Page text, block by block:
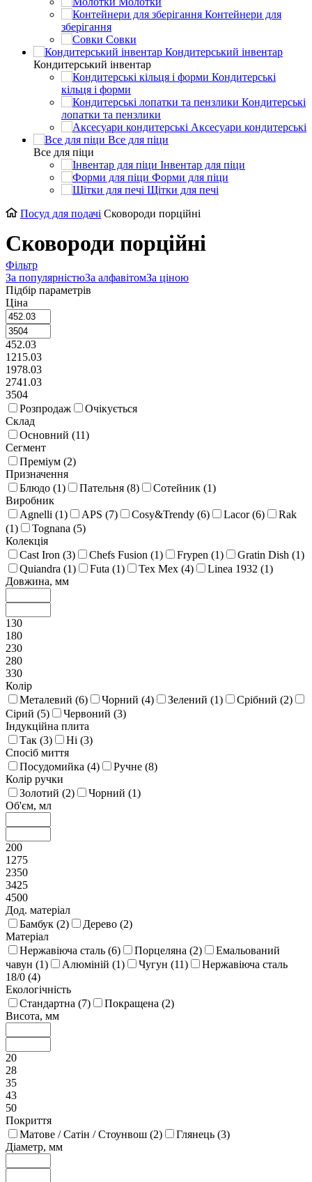
Контейнери для
зберігання
Совки
Кондитерський інвентар
Кондитерський інвентар
Кондитерські
кільця і форми
Кондитерські
лопатки та пензлики
Аксесуари кондитерські
Все для піци
Все для піци
Інвентар для піци
Форми для піци
Щітки для печі
Посуд для подачі Сковороди порційні
Сковороди порційні
Фільтр
За популярністюЗа алфавітомЗа ціною
Підбір параметрів
Ціна
452.03
1215.03
1978.03
2741.03
3504
Розпродаж
Очікується
Склад
Основний (11)
Сегмент
Преміум (2)
Призначення
Блюдо (1) Пательня (8) Сотейник (1)
Виробник
Agnelli (1) APS (7) Cosy&Trendy (6) Lacor (6)
Rak
(1) Tognana (5)
Колекція
Cast Iron (3) Chefs Fusion (1) Frypen (1) Gratin Dish (1)
Quiandra (1) Futa (1) Tex Mex (4) Linea 1932 (1)
Довжина, мм
130
180
230
280
330
Колір
Металевий (6) Чорний (4) Зелений (1) Срібний (2)
Сірий (5) Червоний (3)
Індукційна плита
Так (3) Ні (3)
Спосіб миття
Посудомийка (4) Ручне (8)
Колір ручки
Золотий (2) Чорний (1)
Об'єм, мл
200
1275
2350
3425
4500
Дод. матеріал
Бамбук (2) Дерево (2)
Матеріал
Нержавіюча сталь (6) Порцеляна (2)
Емальований
чавун (1) Алюміній (1) Чугун (11)
Нержавіюча сталь
18/0 (4)
Екологічність
Стандартна (7) Покращена (2)
Висота, мм
20
28
35
43
50
Покриття
Матове / Сатін / Стоунвош (2) Глянець (3)
Діаметр, мм